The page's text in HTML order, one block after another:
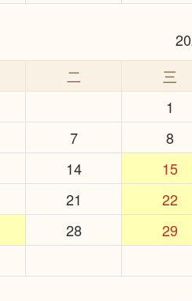
二 三
1
7 8
14 15
21 22
28 29